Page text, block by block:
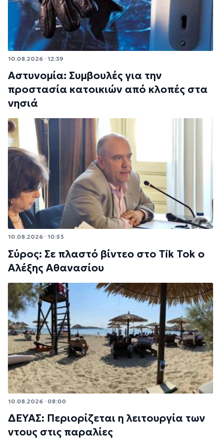
10.08.2026 · 12:39
Αστυνομία: Συμβουλές για την
προστασία κατοικιών από κλοπές στα
νησιά
10.08.2026 · 10:53
Σύρος: Σε πλαστό βίντεο στο Tik Tok ο
Αλέξης Αθανασίου
10.08.2026 · 08:00
ΔΕΥΑΣ: Περιορίζεται η λειτουργία των
ντους στις παραλίες